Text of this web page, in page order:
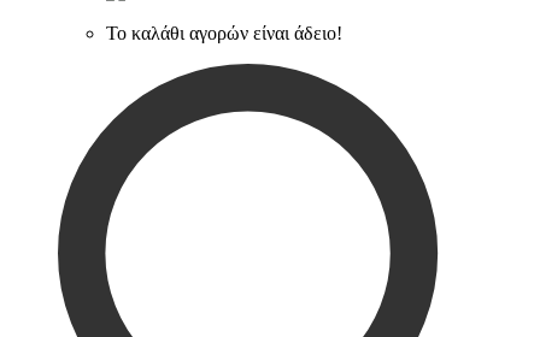
Το καλάθι αγορών είναι άδειο!